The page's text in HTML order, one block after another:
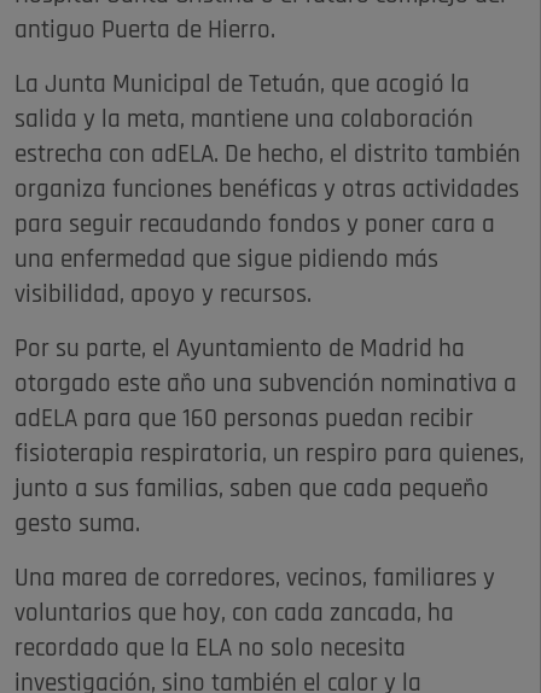
antiguo Puerta de Hierro.
La Junta Municipal de Tetuán, que acogió la
salida y la meta, mantiene una colaboración
estrecha con adELA. De hecho, el distrito también
organiza funciones benéficas y otras actividades
para seguir recaudando fondos y poner cara a
una enfermedad que sigue pidiendo más
visibilidad, apoyo y recursos.
Por su parte, el Ayuntamiento de Madrid ha
otorgado este año una subvención nominativa a
adELA para que 160 personas puedan recibir
fisioterapia respiratoria, un respiro para quienes,
junto a sus familias, saben que cada pequeño
gesto suma.
Una marea de corredores, vecinos, familiares y
voluntarios que hoy, con cada zancada, ha
recordado que la ELA no solo necesita
investigación, sino también el calor y la